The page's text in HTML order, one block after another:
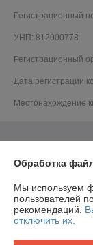
Регистрационный
УНП: 812000778
Регистрационный
Дата регистрации
Местонахождение
Обработка
Мы используем
пользователей
рекомендаций.
отключить их.